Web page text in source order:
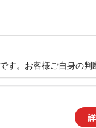
。お客様ご自身の判